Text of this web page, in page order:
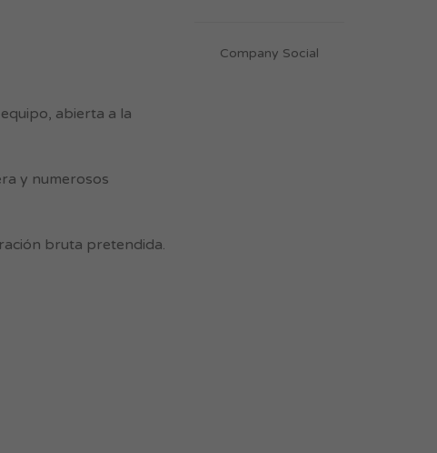
abierta a la
y numerosos
bruta pretendida.
Company Social